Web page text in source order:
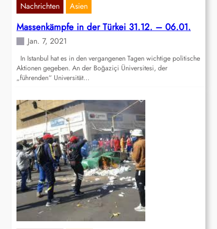
Nachrichten Asien
Massenkämpfe in der Türkei 31.12. – 06.01.
Jan. 7, 2021
In Istanbul hat es in den vergangenen Tagen wichtige politische
Aktionen gegeben. An der Boğaziçi Üniversitesi, der
„führenden“ Universität…